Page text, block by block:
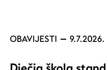
OBAVIJESTI 9.7.2026.